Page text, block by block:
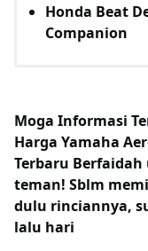
Honda Beat
Companion
Moga Informasi
Harga Yamaha
Terbaru
teman! Sblm
dulu rinciannya,
lalu hari